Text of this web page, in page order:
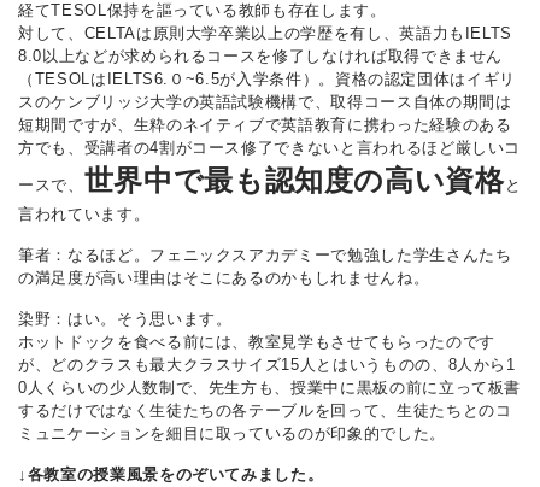
経てTESOL保持を謳っている教師も存在します。
対して、CELTAは原則大学卒業以上の学歴を有し、英語力もIELTS
8.0以上などが求められるコースを修了しなければ取得できません
（TESOLはIELTS6.０~6.5が入学条件）。資格の認定団体はイギリ
スのケンブリッジ大学の英語試験機構で、取得コース自体の期間は
短期間ですが、生粋のネイティブで英語教育に携わった経験のある
方でも、受講者の4割がコース修了できないと言われるほど厳しいコ
ースで、 世界中で最も認知度の高い資格と
言われています。
筆者：なるほど。フェニックスアカデミーで勉強した学生さんたち
の満足度が高い理由はそこにあるのかもしれませんね。
染野：はい。そう思います。
ホットドックを食べる前には、教室見学もさせてもらったのです
が、どのクラスも最大クラスサイズ15人とはいうものの、8人から1
0人くらいの少人数制で、先生方も、授業中に黒板の前に立って板書
するだけではなく生徒たちの各テーブルを回って、生徒たちとのコ
ミュニケーションを細目に取っているのが印象的でした。
↓各教室の授業風景をのぞいてみました。